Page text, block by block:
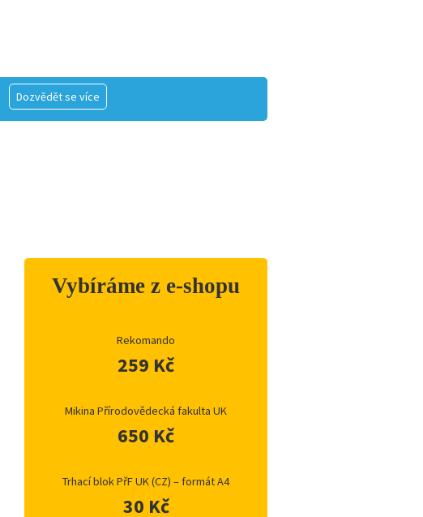
Dozvědět se více
Vybíráme z e-shopu
Rekomando
259 Kč
Mikina Přírodovědecká fakulta UK
650 Kč
Trhací blok PřF UK (CZ) – formát A4
30 Kč